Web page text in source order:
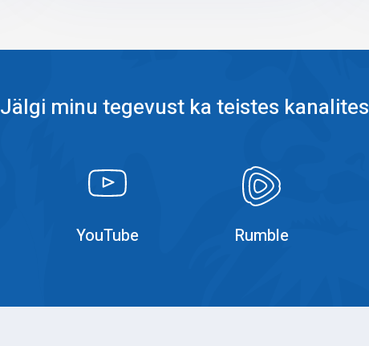
Jälgi minu tegevust ka teistes kanalites
YouTube Rumble